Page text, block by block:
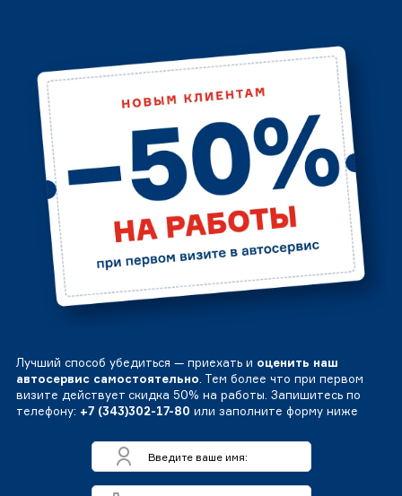
Лучший способ убедиться — приехать и оценить наш
автосервис самостоятельно . Тем более что при первом
визите действует скидка 50% на работы. Запишитесь по
телефону: +7 (343)302-17-80 или заполните форму ниже